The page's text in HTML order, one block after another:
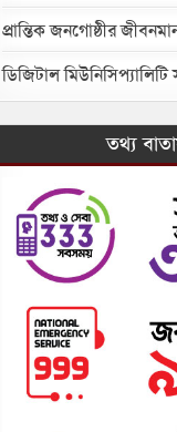
প্রান্তিক জনগোষ্ঠীর
ডিজিটাল মিউনিসিপ্যালিটি
তথ্য